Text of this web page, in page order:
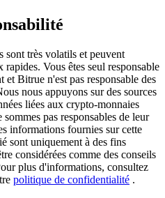
USDT Bonus
10% APR
Rewards
sont très volatils et peuvent
Vous êtes seul responsable
et Bitrue n'est pas responsable des
nous appuyons sur des sources
liées aux crypto-monnaies
pas responsables de leur
informations fournies sur cette
sont uniquement à des fins
considérées comme des conseils
plus d'informations, consultez
politique de confidentialité .